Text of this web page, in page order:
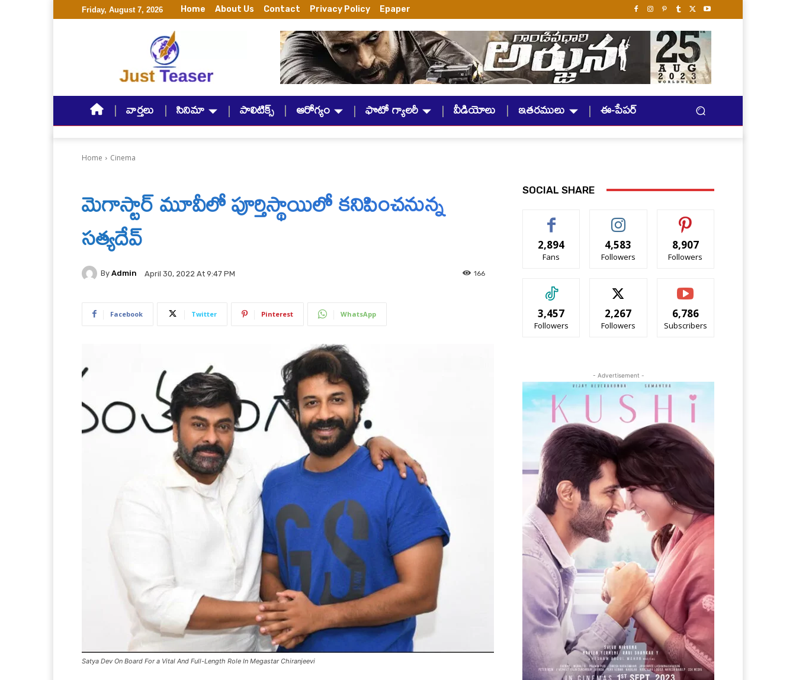
Friday, August 7, 2026 Home About Us Contact Privacy Policy Epaper
వార్తలు సినిమా పాలిటిక్స్ ఆరోగ్యం ఫొటో గ్యాలరీ వీడియోలు ఇతరములు ఈ-పేపర్
Home Cinema
మెగాస్టార్ మూవీలో పూర్తిస్థాయిలో కనిపించనున్న
సత్యదేవ్
By Admin April 30, 2022 At 9:47 PM 166
Facebook Twitter Pinterest WhatsApp
Satya Dev On Board For a Vital And Full-Length Role In Megastar Chiranjeevi
SOCIAL SHARE
2,894
Fans
4,583
Followers
8,907
Followers
3,457
Followers
2,267
Followers
6,786
Subscribers
- Advertisement -